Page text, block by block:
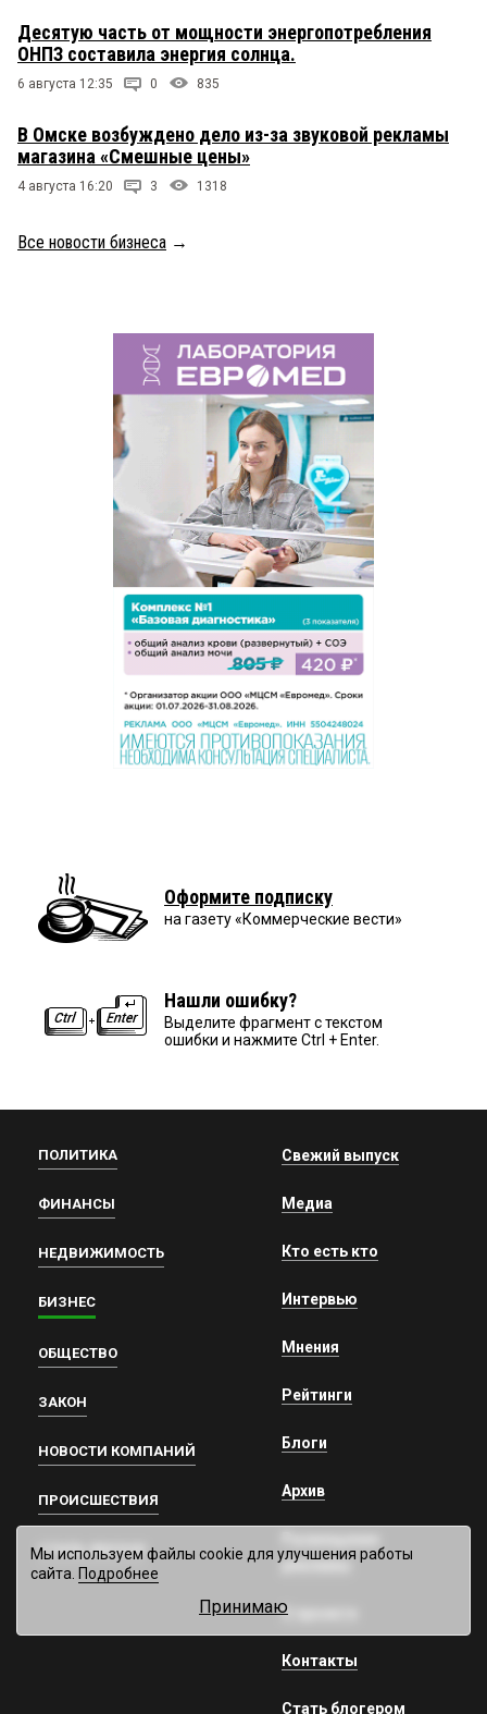
Десятую часть от мощности энергопотребления
ОНПЗ составила энергия солнца.
6 августа 12:35 0 835
В Омске возбуждено дело из-за звуковой рекламы
магазина «Смешные цены»
4 августа 16:20 3 1318
Все новости бизнеса →
Оформите подписку
на газету «Коммерческие вести»
Нашли ошибку?
Выделите фрагмент с текстом
ошибки и нажмите Ctrl + Enter.
ПОЛИТИКА
ФИНАНСЫ
НЕДВИЖИМОСТЬ
БИЗНЕС
ОБЩЕСТВО
ЗАКОН
НОВОСТИ КОМПАНИЙ
ПРОИСШЕСТВИЯ
СТИЛЬ ЖИЗНИ
Свежий выпуск
Медиа
Кто есть кто
Интервью
Мнения
Рейтинги
Блоги
Архив
рекламы
О проекте
Контакты
Стать блогером
Мы используем файлы cookie для улучшения работы
сайта. Подробнее
Принимаю